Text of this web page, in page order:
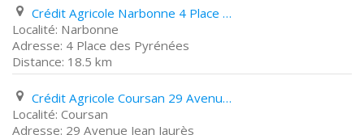
Crédit Agricole Narbonne 4 Place des Pyrénées
Narbonne
4 Place des Pyrénées
18.5 km
Crédit Agricole Coursan 29 Avenue Jean Jaurès
Coursan
29 Avenue Jean Jaurès